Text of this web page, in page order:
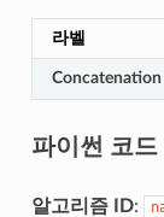
라벨
Concatenation
파이썬 코드
알고리즘 ID: